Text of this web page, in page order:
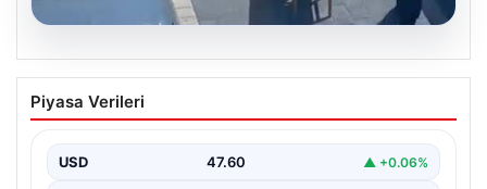
05.08.2026
Yalova’da Şaşırtan Engelleme: Kafe
Önüne Park Etmek İsteyen Sürücüye
Yalova'da yaşanan sıra dışı bir olay, gündeme damgasını
Piyasa Verileri
USD 47.60 ▲ +0.06%